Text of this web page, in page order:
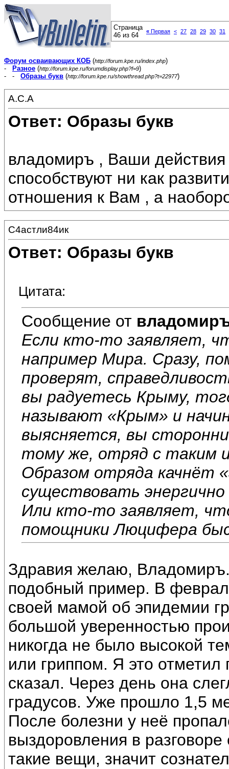
Страница
46 из 64
« Первая < 27 28 29 30 31
Форум осваивающих КОБ (http://forum.kpe.ru/index.php)
-
Разное (http://forum.kpe.ru/forumdisplay.php?f=9)
- - Образы букв (http://forum.kpe.ru/showthread.php?t=22977)
А.С.А
Ответ: Образы букв
владомиръ , Ваши
способствуют ни как
отношения к Вам , а
С4астли84ик
Ответ: Образы букв
Цитата:
Сообщение от
Если кто-то заявляет,
например Мира. Сразу,
проверят,
вы радуетесь Крыму,
называют «Крым» и
выясняется, вы
тому же, отряд с таким
Образом отряда качнёт
существовать энергично
Или кто-то заявляет,
помощники Люцифера
Здравия желаю,
подобный пример. В
своей мамой об эпидемии
большой уверенностью
никогда не было высокой
или гриппом. Я это отметил
сказал. Через день она
градусов. Уже прошло 1,5
После болезни у неё
выздоровления в
такие вещи, значит